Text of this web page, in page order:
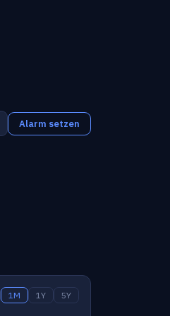
Alarm setzen
1M 1Y 5Y